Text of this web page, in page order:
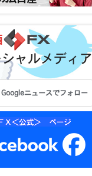
ャルメディア
Googleニュースでフォロー